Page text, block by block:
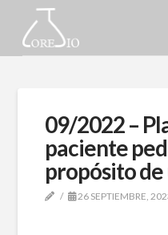
09/2022 –
paciente
propósito de
26 SEPTIEMBRE,